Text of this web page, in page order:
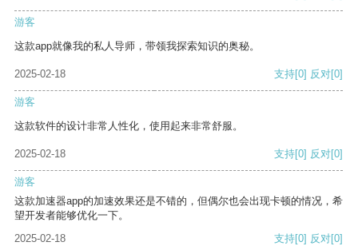
游客
这款app就像我的私人导师，带领我探索知识的奥秘。
2025-02-18 支持[0] 反对[0]
游客
这款软件的设计非常人性化，使用起来非常舒服。
2025-02-18 支持[0] 反对[0]
游客
这款加速器app的加速效果还是不错的，但偶尔也会出现卡顿的情况，希
望开发者能够优化一下。
2025-02-18
支持[0] 反对[0]